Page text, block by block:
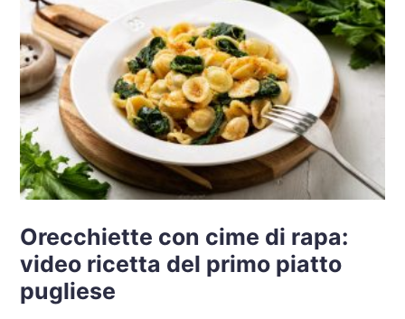
Orecchiette con cime di rapa:
video ricetta del primo piatto
pugliese